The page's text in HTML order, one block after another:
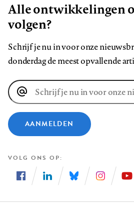
Alle ontwikkelingen
volgen?
Schrijf je nu in voor onze
donderdag de meest opvallende
E-
mailadres
AANMELDEN
VOLG ONS OP
ons
ons
ons
ons
ons